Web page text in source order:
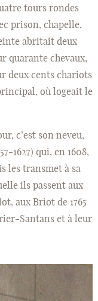
tours rondes
prison, chapelle,
abritait deux
quarante chevaux,
deux cents chariots
où logeait le
c’est son neveu,
1627) qui, en 1608,
les transmet à sa
ils passent aux
aux Briot de 1765
Santans et à leur